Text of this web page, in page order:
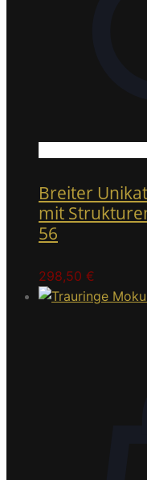
Breiter
mit
56
298,50 €